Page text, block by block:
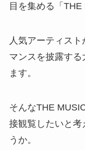
目を集める「THE
人気アーティス
マンスを披露す
ます。
そんなTHE
接観覧したいと考
うか。